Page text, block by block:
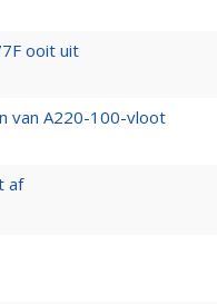
ooit uit
van A220-100-vloot
af